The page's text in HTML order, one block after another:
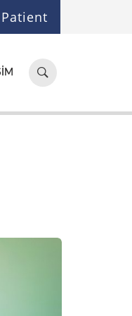
Hastane,
doktor,
ara...